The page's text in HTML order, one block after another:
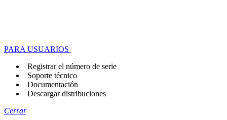
PARA USUARIOS
Registrar el número de serie
Soporte técnico
Documentación
Descargar distribuciones
Cerrar